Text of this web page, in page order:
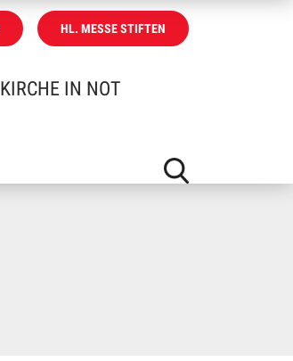
HL. MESSE STIFTEN
KIRCHE IN NOT